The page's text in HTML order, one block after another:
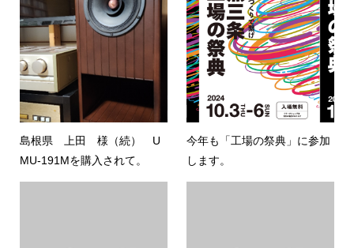
島根県 上田 様（続） U
MU-191Mを購入されて。
今年も「工場の祭典」に参加
します。